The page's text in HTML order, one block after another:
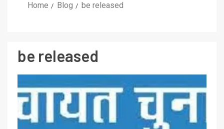
Home Blog be released
be released